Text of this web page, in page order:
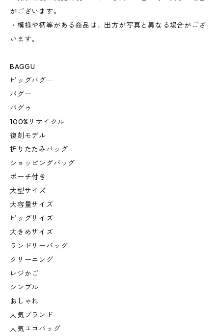
がございます。
・模様や柄等がある商品は、出方が写真と異なる場合がござ
います。
BAGGU
ビッグバグー
バグー
バグゥ
100%リサイクル
復刻モデル
折りたたみバッグ
ショッピングバッグ
ポーチ付き
大型サイズ
大容量サイズ
ビッグサイズ
大きめサイズ
ランドリーバッグ
クリーニング
レジかご
シンプル
おしゃれ
人気ブランド
人気エコバッグ